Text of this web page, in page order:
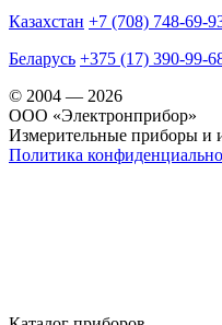
Казахстан +7 (708) 748-69-
Беларусь +375 (17) 390-99-
© 2004 — 2026
OOO «Электронприбор»
Измерительные приборы и
Политика